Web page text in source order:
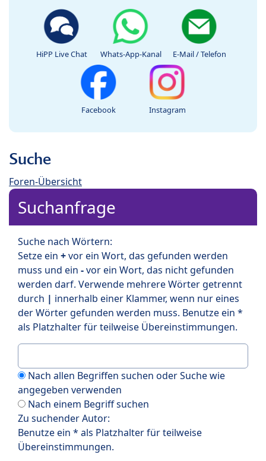
HiPP Live Chat Whats-App-Kanal E-Mail / Telefon
Facebook Instagram
Suche
Foren-Übersicht
Suchanfrage
Suche nach Wörtern:
Setze ein +vor ein Wort, das gefunden werden
muss und ein -vor ein Wort, das nicht gefunden
werden darf. Verwende mehrere Wörter getrennt
durch | innerhalb einer Klammer, wenn nur eines
der Wörter gefunden werden muss. Benutze ein *
als Platzhalter für teilweise Übereinstimmungen.
Nach allen Begriffen suchen oder Suche wie
angegeben verwenden
Nach einem Begriff suchen
Zu suchender Autor:
Benutze ein * als Platzhalter für teilweise
Übereinstimmungen.